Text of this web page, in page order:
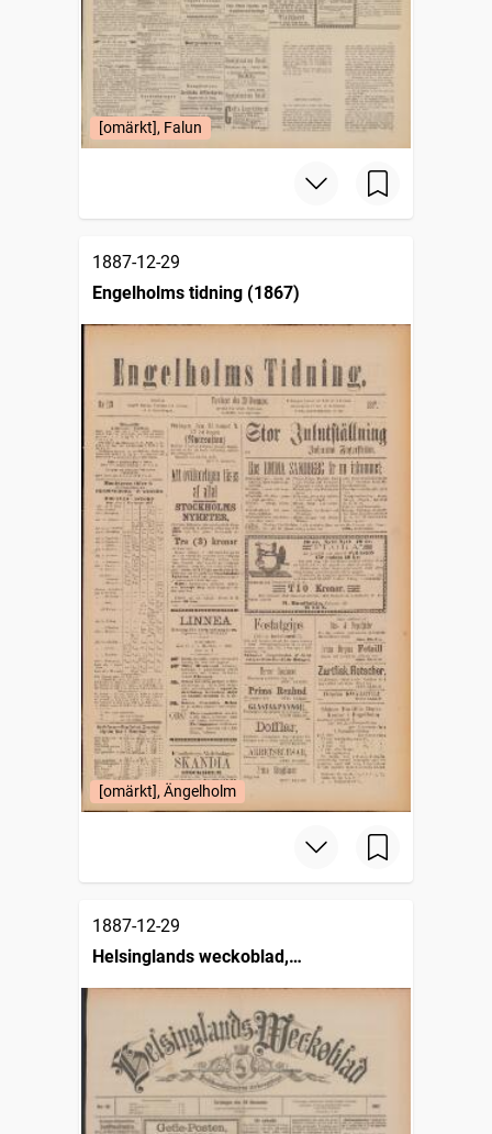
[omärkt], Falun
1887-12-29
Engelholms tidning (1867)
[omärkt], Ängelholm
1887-12-29
Helsinglands weckoblad,